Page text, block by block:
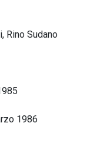
Rino Sudano
1986